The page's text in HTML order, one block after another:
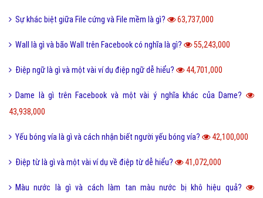
Sự khác biệt giữa File cứng và File mềm là gì? 63,737,000
Wall là gì và bão Wall trên Facebook có nghĩa là gì? 55,243,000
Điệp ngữ là gì và một vài ví dụ điệp ngữ dễ hiểu? 44,701,000
Dame là gì trên Facebook và một vài ý nghĩa khác của Dame?
43,938,000
Yếu bóng vía là gì và cách nhận biết người yếu bóng vía? 42,100,000
Điệp từ là gì và một vài ví dụ về điệp từ dễ hiểu? 41,072,000
Màu nước là gì và cách làm tan màu nước bị khô hiệu quả?